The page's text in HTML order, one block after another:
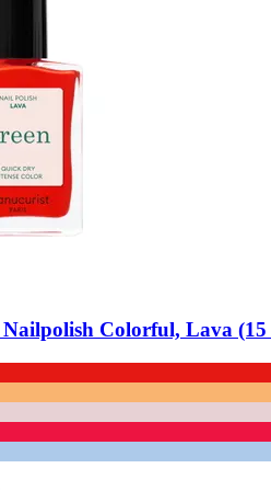
Colorful, Lava (15